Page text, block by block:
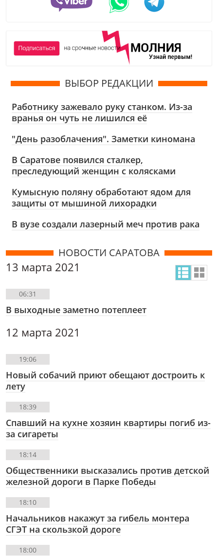
ВЫБОР РЕДАКЦИИ
Работнику зажевало руку станком. Из-за
вранья он чуть не лишился её
"День разоблачения". Заметки киномана
В Саратове появился сталкер,
преследующий женщин с колясками
Кумысную поляну обработают ядом для
защиты от мышиной лихорадки
В вузе создали лазерный меч против рака
НОВОСТИ САРАТОВА
13 марта 2021
06:31
В выходные заметно потеплеет
12 марта 2021
19:06
Новый собачий приют обещают достроить к
лету
18:39
Спавший на кухне хозяин квартиры погиб из-
за сигареты
18:14
Общественники высказались против детской
железной дороги в Парке Победы
18:10
Начальников накажут за гибель монтера
СГЭТ на скользкой дороге
18:00